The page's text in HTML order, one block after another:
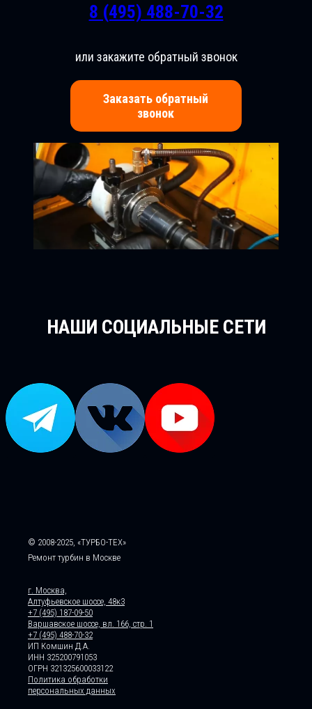
8 (495) 488-70-32
или закажите обратный звонок
Заказать обратный
звонок
НАШИ СОЦИАЛЬНЫЕ СЕТИ
© 2008-2025, «ТУРБО-ТЕХ»
Ремонт турбин в Москве
г. Москва,
Алтуфьевское шоссе, 48к3
+7 (495) 187-09-50
Варшавское шоссе, вл. 166, стр. 1
+7 (495) 488-70-32
ИП Комшин Д.А.
ИНН 325200791053
ОГРН 321325600033122
Политика обработки
персональных данных